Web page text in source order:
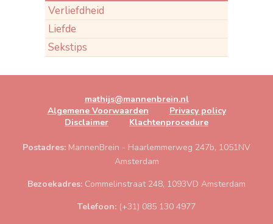
Verliefdheid
Liefde
Sekstips
mathijs@mannenbrein.nl
Algemene Voorwaarden
Privacy policy
Disclaimer
Klachtenprocedure
Postadres: MannenBrein - Haarlemmerweg 247b, 1051NV
Amsterdam
Bezoekadres: Commelinstraat 248, 1093VD Amsterdam
Telefoon: (+31) 085 130 4977